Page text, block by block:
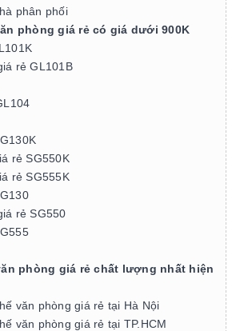
phân phối
phòng giá rẻ có giá dưới 900K
rẻ GL101B
rẻ SG550K
rẻ SG555K
rẻ SG550
phòng giá rẻ chất lượng nhất hiện
văn phòng giá rẻ tại Hà Nội
văn phòng giá rẻ tại TP.HCM